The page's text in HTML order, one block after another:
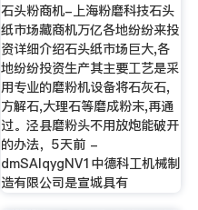
石头粉商机-上海粉磨科技石头
纸市场藏商机万亿各地纷纷来投
资详细介绍石头纸市场巨大,各
地纷纷投资生产其主要工艺是采
用专业的磨粉机设备将石灰石,
方解石,大理石等磨成粉末,再通
过。泾县磨粉头不用放炮能破开
的办法，5天前 -
dmSAIqygNV1中德科工机械制
造有限公司是宣城具有